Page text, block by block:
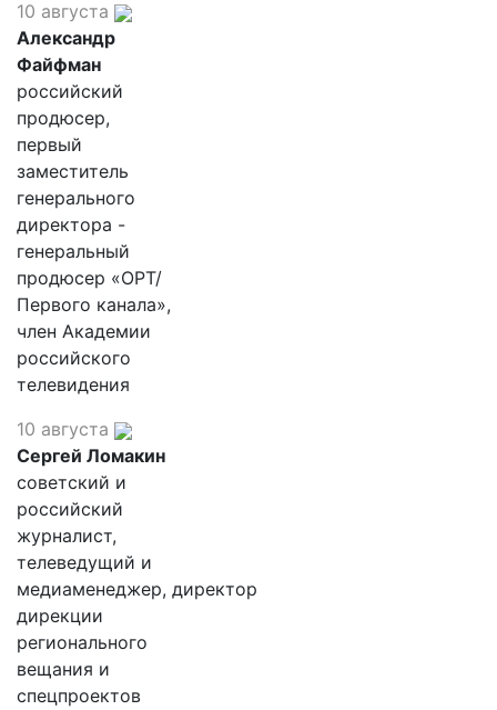
10 августа
Александр
Файфман
российский
продюсер,
первый
заместитель
генерального
директора -
генеральный
продюсер «ОРТ/
Первого канала»,
член Академии
российского
телевидения
10 августа
Сергей Ломакин
советский и
российский
журналист,
телеведущий и
медиаменеджер, директор
дирекции
регионального
вещания и
спецпроектов